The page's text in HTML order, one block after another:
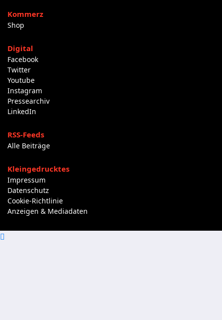
Kommerz
Shop
Digital
Facebook
Twitter
Youtube
Instagram
Pressearchiv
LinkedIn
RSS-Feeds
Alle Beiträge
Kleingedrucktes
Impressum
Datenschutz
Cookie-Richtlinie
Anzeigen & Mediadaten